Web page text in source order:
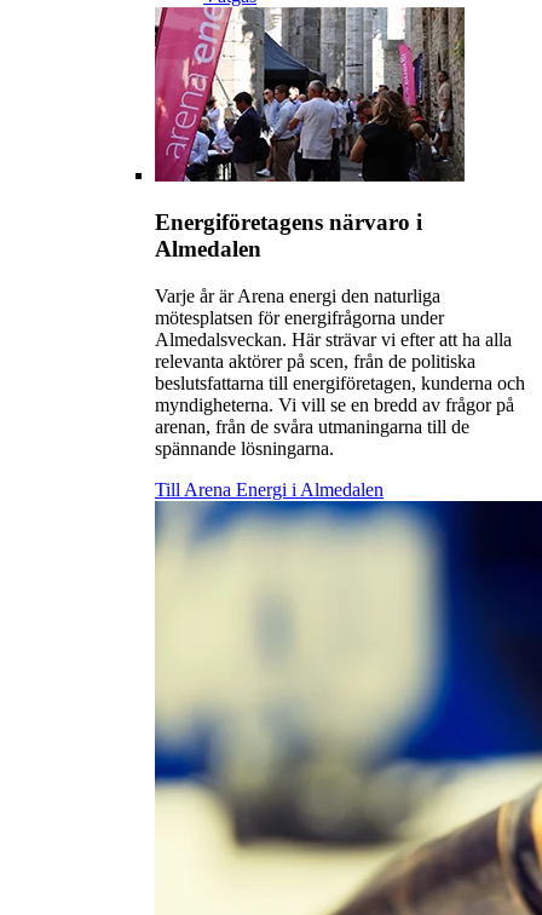
Energiföretagens närvaro i
Almedalen
Varje år är Arena energi den naturliga
mötesplatsen för energifrågorna under
Almedalsveckan. Här strävar vi efter att ha alla
relevanta aktörer på scen, från de politiska
beslutsfattarna till energiföretagen, kunderna och
myndigheterna. Vi vill se en bredd av frågor på
arenan, från de svåra utmaningarna till de
spännande lösningarna.
Till Arena Energi i Almedalen